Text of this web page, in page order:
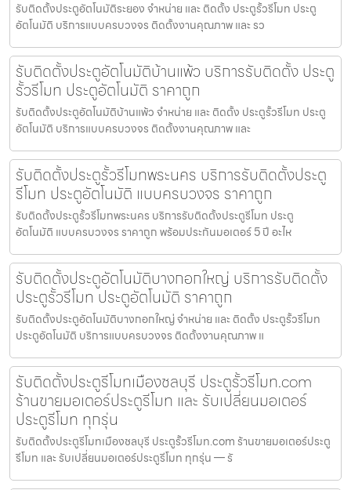
รับติดตั้งประตูอัตโนมัติระยอง จำหน่าย และ ติดตั้ง ประตูรั้วรีโมท ประตู
อัตโนมัติ บริการแบบครบวงจร ติดตั้งงานคุณภาพ และ รว
รับติดตั้งประตูอัตโนมัติบ้านแพ้ว บริการรับติดตั้ง ประตู
รั้วรีโมท ประตูอัตโนมัติ ราคาถูก
รับติดตั้งประตูอัตโนมัติบ้านแพ้ว จำหน่าย และ ติดตั้ง ประตูรั้วรีโมท ประตู
อัตโนมัติ บริการแบบครบวงจร ติดตั้งงานคุณภาพ และ
รับติดตั้งประตูรั้วรีโมทพระนคร บริการรับติดตั้งประตู
รีโมท ประตูอัตโนมัติ แบบครบวงจร ราคาถูก
รับติดตั้งประตูรั้วรีโมทพระนคร บริการรับติดตั้งประตูรีโมท ประตู
อัตโนมัติ แบบครบวงจร ราคาถูก พร้อมประกันมอเตอร์ 5 ปี อะไห
รับติดตั้งประตูอัตโนมัติบางกอกใหญ่ บริการรับติดตั้ง
ประตูรั้วรีโมท ประตูอัตโนมัติ ราคาถูก
รับติดตั้งประตูอัตโนมัติบางกอกใหญ่ จำหน่าย และ ติดตั้ง ประตูรั้วรีโมท
ประตูอัตโนมัติ บริการแบบครบวงจร ติดตั้งงานคุณภาพ แ
รับติดตั้งประตูรีโมทเมืองชลบุรี ประตูรั้วรีโมท.com
ร้านขายมอเตอร์ประตูรีโมท และ รับเปลี่ยนมอเตอร์
ประตูรีโมท ทุกรุ่น
รับติดตั้งประตูรีโมทเมืองชลบุรี ประตูรั้วรีโมท.com ร้านขายมอเตอร์ประตู
รีโมท และ รับเปลี่ยนมอเตอร์ประตูรีโมท ทุกรุ่น — รั